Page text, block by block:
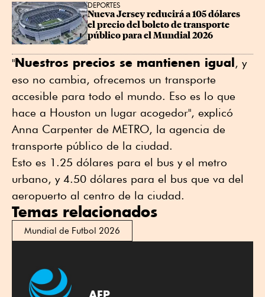
DEPORTES
Nueva Jersey reducirá a 105 dólares
el precio del boleto de transporte
público para el Mundial 2026
"Nuestros precios se mantienen igual , y
eso no cambia, ofrecemos un transporte
accesible para todo el mundo. Eso es lo que
hace a Houston un lugar acogedor", explicó
Anna Carpenter de METRO, la agencia de
transporte público de la ciudad.
Esto es 1.25 dólares para el bus y el metro
urbano, y 4.50 dólares para el bus que va del
aeropuerto al centro de la ciudad.
Temas relacionados
Mundial de Futbol 2026